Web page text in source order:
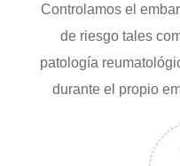
Controlamos el
de riesgo tales
patología
durante el propio